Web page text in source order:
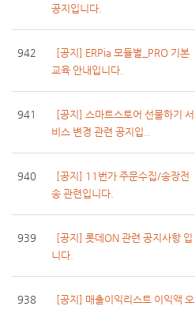
공지입니다.
942
[공지] ERPia 모듈별_PRO 기본
교육 안내입니다.
941
[공지] 스마트스토어 선물하기 서
비스 변경 관련 공지입..
940
[공지] 11번가 주문수집/송장전
송 관련입니다.
939
[공지] 롯데ON 관련 공지사항 입
니다.
938
[공지] 매출이익리스트 이익액 오